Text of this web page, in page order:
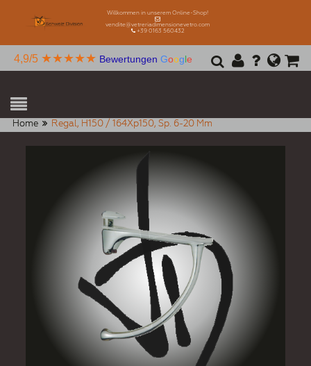
Willkommen in unserem Online-Shop!
vendite@vetreriadimensionevetro.com
+39 0163 560432
4,9/5 ★★★★★ Bewertungen Google
Home Regal, H150 / 164Xp150, Sp. 6-20 Mm